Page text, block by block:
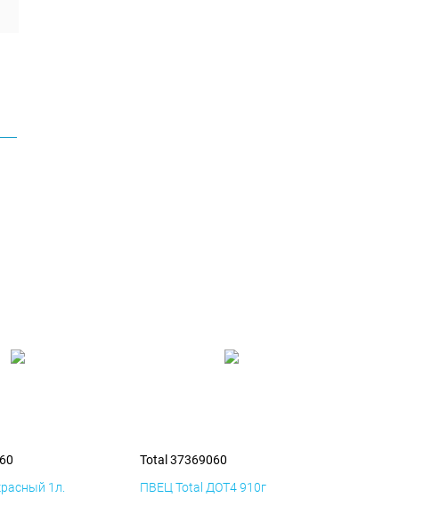
1л.
Total 37369060
ПВЕЦ Total ДОТ4 910г